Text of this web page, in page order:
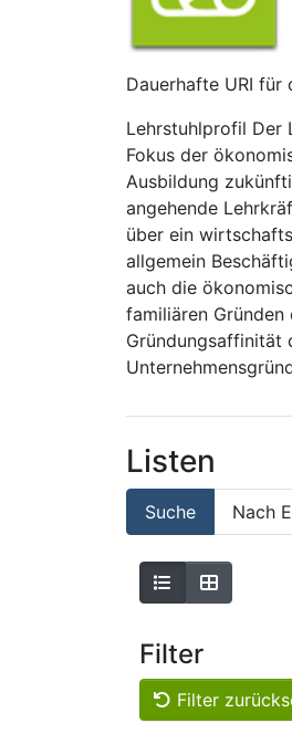
Dauerhafte URI für
Lehrstuhlprofil Der
Fokus der
Ausbildung
angehende
über ein
allgemein
auch die
familiären Gründen
Gründungsaffinität
Listen
Suche Nach
Filter
Filter